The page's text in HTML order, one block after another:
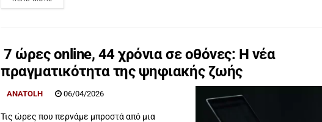
7 ώρες online, 44 χρόνια σε οθόνες: Η νέα
πραγματικότητα της ψηφιακής ζωής
ANATOLH 06/04/2026
Τις ώρες που περνάμε μπροστά από μια